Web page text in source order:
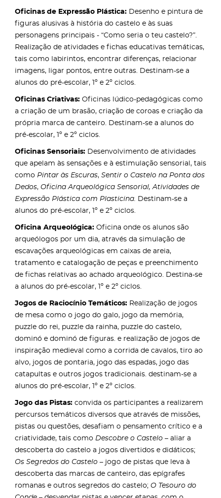
Oficinas de Expressão Plástica: Desenho e pintura de
figuras alusivas à história do castelo e às suas
personagens principais - “Como seria o teu castelo?”.
Realização de atividades e fichas educativas temáticas,
tais como labirintos, encontrar diferenças, relacionar
imagens, ligar pontos, entre outras. Destinam-se a
alunos do pré-escolar, 1º e 2º ciclos.
Oficinas Criativas: Oficinas lúdico-pedagógicas como
a criação de um brasão, criação de coroas e criação da
própria marca de canteiro. Destinam-se a alunos do
pré-escolar, 1º e 2º ciclos.
Oficinas Sensoriais: Desenvolvimento de atividades
que apelam às sensações e à estimulação sensorial, tais
como Pintar às Escuras, Sentir o Castelo na Ponta dos
Dedos, Oficina Arqueológica Sensorial, Atividades de
Expressão Plástica com Plasticina. Destinam-se a
alunos do pré-escolar, 1º e 2º ciclos.
Oficina Arqueológica: Oficina onde os alunos são
arqueólogos por um dia, através da simulação de
escavações arqueológicas em caixas de areia,
tratamento e catalogação de peças e preenchimento
de fichas relativas ao achado arqueológico. Destina-se
a alunos do pré-escolar, 1º e 2º ciclos.
Jogos de Raciocínio Temáticos: Realização de jogos
de mesa como o jogo do galo, jogo da memória,
puzzle do rei, puzzle da rainha, puzzle do castelo,
dominó e dominó de figuras. e realização de jogos de
inspiração medieval como a corrida de cavalos, tiro ao
alvo, jogos de pontaria, jogo das espadas, jogo das
catapultas e outros jogos tradicionais. destinam-se a
alunos do pré-escolar, 1º e 2º ciclos.
Jogo das Pistas: convida os participantes a realizarem
percursos temáticos diversos que através de missões,
pistas ou questões, desafiam o pensamento crítico e a
criatividade, tais como Descobre o Castelo – aliar a
descoberta do castelo a jogos divertidos e didáticos;
Os Segredos do Castelo – jogo de pistas que leva à
descoberta das marcas de canteiro, das epígrafes
romanas e outros segredos do castelo; O Tesouro do